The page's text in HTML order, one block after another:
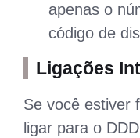
apenas o
código de
Ligações
Se você estiver
ligar para o